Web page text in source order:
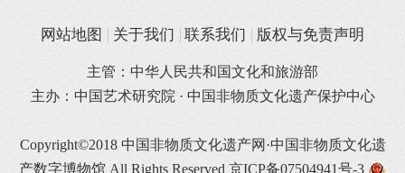
网站地图 关于我们 联系我们 版权与免责声明
主管：中华人民共和国文化和旅游部
主办：中国艺术研究院 · 中国非物质文化遗产保护中心
Copyright©2018 中国非物质文化遗产网·中国非物质文化遗
产数字博物馆 All Rights Reserved 京ICP备07504941号-3